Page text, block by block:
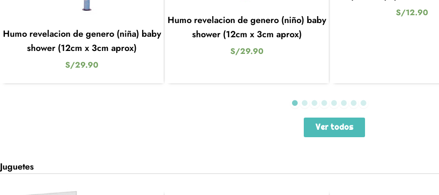
Humo revelacion de genero (niña) baby
shower (12cm x 3cm aprox)
S/29.90
Humo revelacion de genero (niño) baby
shower (12cm x 3cm aprox)
S/29.90
S/12.90
Ver todos
Juguetes